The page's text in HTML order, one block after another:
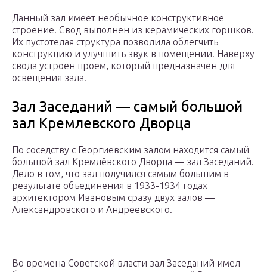
Данный зал имеет необычное конструктивное
строение. Свод выполнен из керамических горшков.
Их пустотелая структура позволила облегчить
конструкцию и улучшить звук в помещении. Наверху
свода устроен проем, который предназначен для
освещения зала.
Зал Заседаний — самый большой
зал Кремлевского Дворца
По соседству с Георгиевским залом находится самый
большой зал Кремлёвского Дворца — зал Заседаний.
Дело в том, что зал получился самым большим в
результате объединения в 1933-1934 годах
архитектором Ивановым сразу двух залов —
Александровского и Андреевского.
Во времена Советской власти зал Заседаний имел